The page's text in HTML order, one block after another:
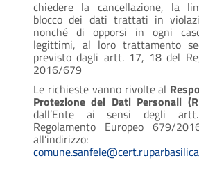
chiedere la cancellazione, la
blocco dei dati trattati in
nonché di opporsi in ogni
legittimi, al loro trattamento
previsto dagli artt. 17, 18 del
2016/679
Le richieste vanno rivolte al
Protezione dei Dati Personali
dall’Ente ai sensi degli
Regolamento Europeo 679/
all’indirizzo: